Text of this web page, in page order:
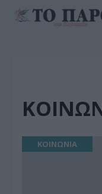
ΚΟΙΝΩΝΙΑ